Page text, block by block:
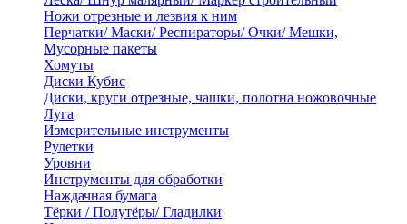
Ножи отрезные и лезвия к ним
Перчатки/ Маски/ Респираторы/ Очки/ Мешки,
Мусорные пакеты
Хомуты
Диски Кубис
Диски, круги отрезные, чашки, полотна ножовочные
Луга
Измерительные инструменты
Рулетки
Уровни
Инструменты для обработки
Наждачная бумага
Тёрки / Полутёры/ Гладилки